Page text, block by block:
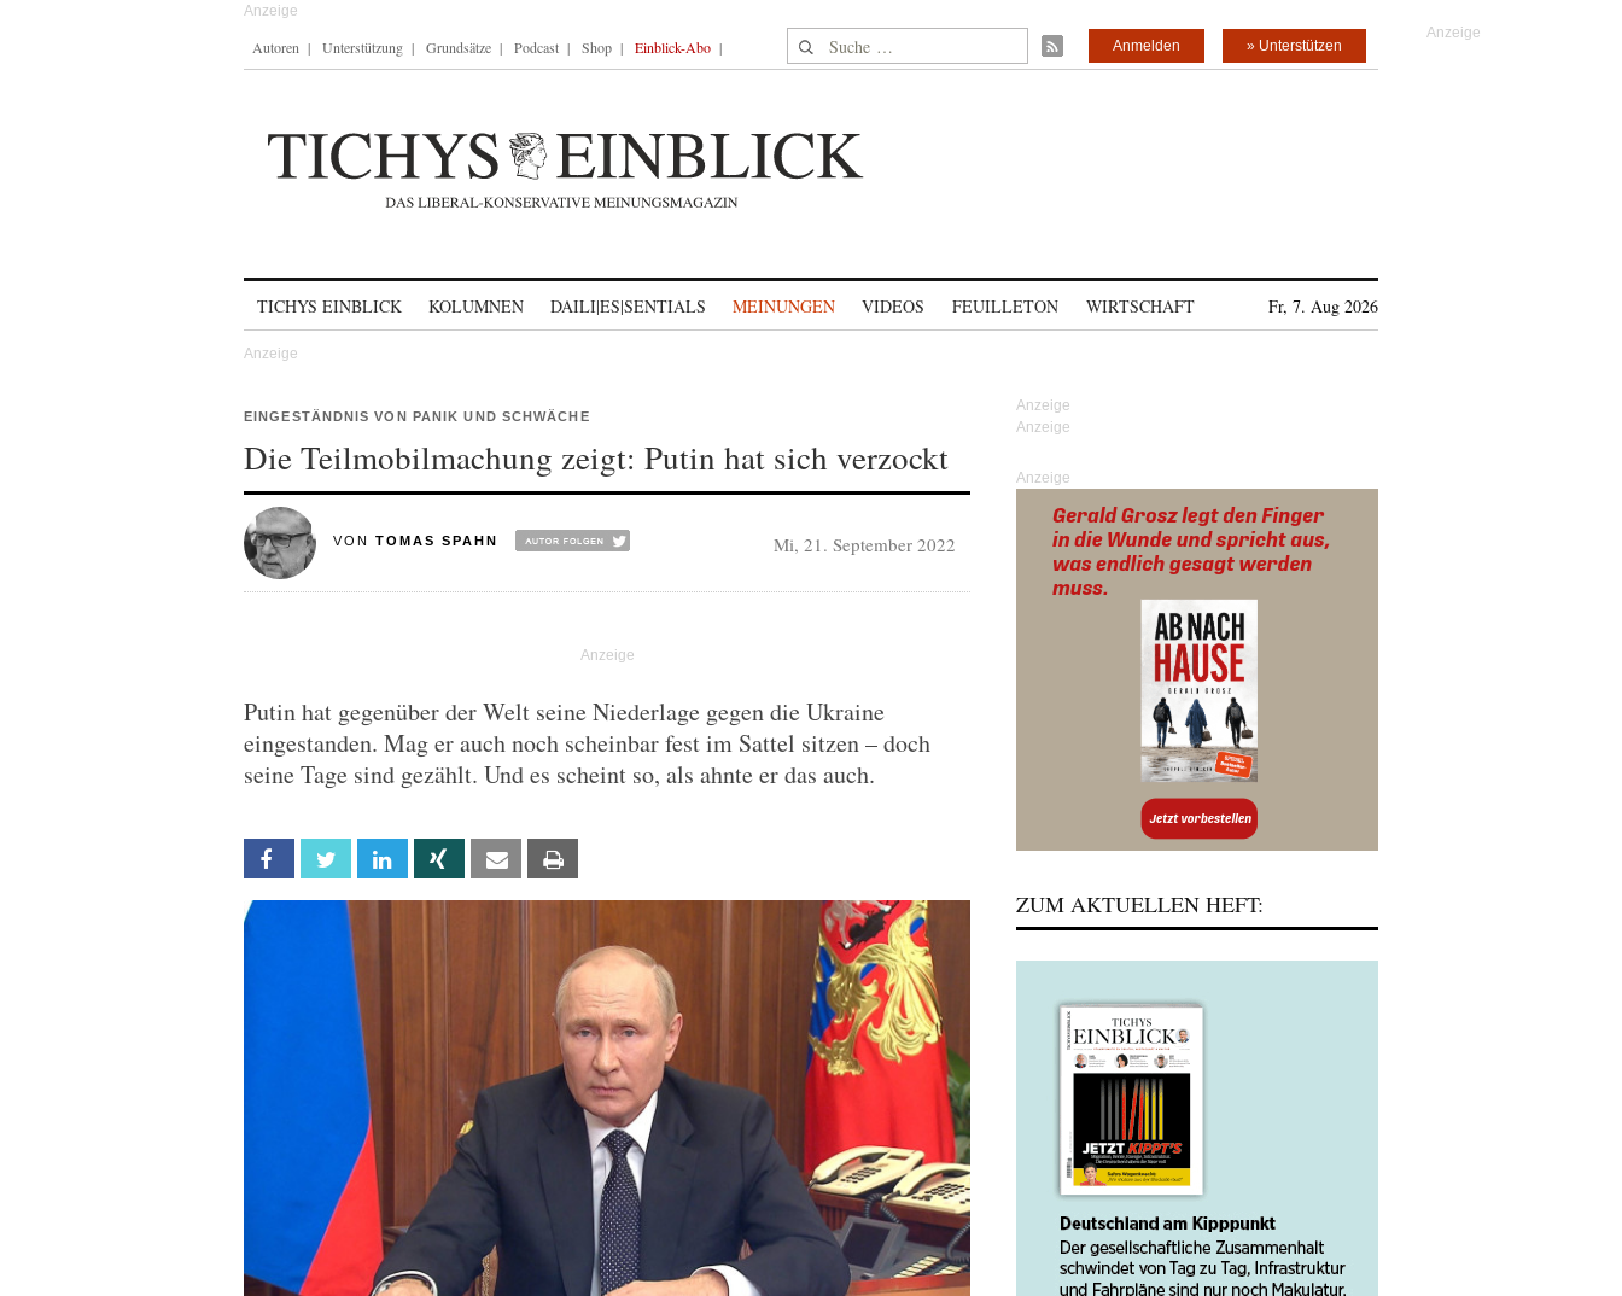
Autoren Unterstützung Grundsätze Podcast Shop Einblick-Abo Suche nach: » Unterstützen
Anmelden
TICHYS EINBLICK KOLUMNEN DAILI|ES|SENTIALS MEINUNGEN VIDEOS FEUILLETON WIRTSCHAFT Fr, 7. Aug 2026
EINGESTÄNDNIS VON PANIK UND SCHWÄCHE
Die Teilmobilmachung zeigt: Putin hat sich verzockt
VON TOMAS SPAHN Mi, 21. September 2022
Putin hat gegenüber der Welt seine Niederlage gegen die Ukraine
eingestanden. Mag er auch noch scheinbar fest im Sattel sitzen – doch
seine Tage sind gezählt. Und es scheint so, als ahnte er das auch.
Facebook Twitter Linkedin Xing Email
Anzeige
ZUM AKTUELLEN HEFT: